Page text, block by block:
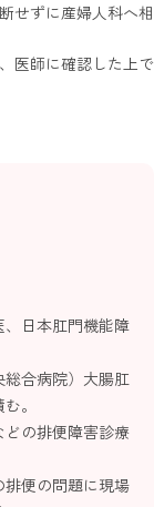
せずに産婦人科へ相
医師に確認した上で
日本肛門機能障
合病院）大腸肛
。
の排便障害診療
便の問題に現場